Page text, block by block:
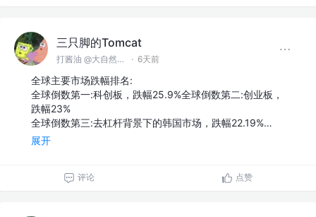
三只脚的Tomcat
打酱油 @大自然空气搬运股份有限公司 · 6天前
全球主要市场跌幅排名:
全球倒数第一:科创板，跌幅25.9%全球倒数第二:创业板，
跌幅23%
全球倒数第三:去杠杆背景下的韩国市场，跌幅22.19%…
展开
评论 点赞